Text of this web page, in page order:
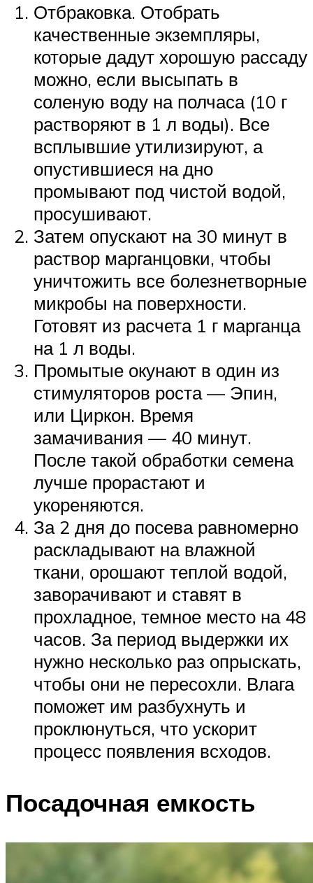
Отбраковка. Отобрать
качественные экземпляры,
которые дадут хорошую рассаду
можно, если высыпать в
соленую воду на полчаса (10 г
растворяют в 1 л воды). Все
всплывшие утилизируют, а
опустившиеся на дно
промывают под чистой водой,
просушивают.
Затем опускают на 30 минут в
раствор марганцовки, чтобы
уничтожить все болезнетворные
микробы на поверхности.
Готовят из расчета 1 г марганца
на 1 л воды.
Промытые окунают в один из
стимуляторов роста — Эпин,
или Циркон. Время
замачивания — 40 минут.
После такой обработки семена
лучше прорастают и
укореняются.
За 2 дня до посева равномерно
раскладывают на влажной
ткани, орошают теплой водой,
заворачивают и ставят в
прохладное, темное место на 48
часов. За период выдержки их
нужно несколько раз опрыскать,
чтобы они не пересохли. Влага
поможет им разбухнуть и
проклюнуться, что ускорит
процесс появления всходов.
Посадочная емкость